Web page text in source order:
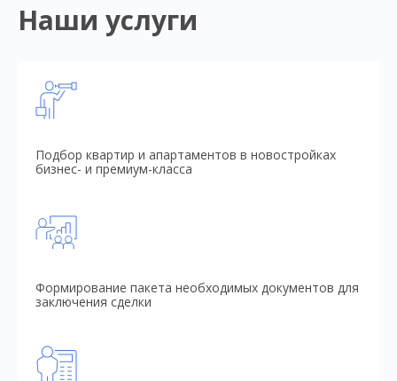
Наши услуги
Подбор квартир и апартаментов в новостройках
бизнес- и премиум-класса
Формирование пакета необходимых документов для
заключения сделки